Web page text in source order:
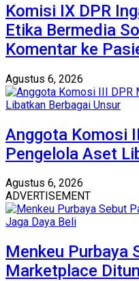
Komisi IX DPR
Etika Bermedia
Komentar ke
Agustus 6, 2026
Anggota Komosi
Pengelola Aset
Agustus 6, 2026
ADVERTISEMENT
Menkeu Purbaya
Marketplace